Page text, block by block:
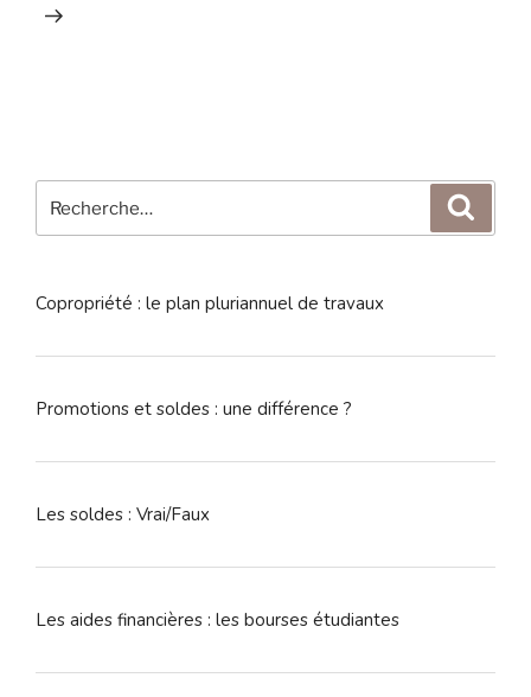
pour
Copropriété : le plan pluriannuel de travaux
Promotions et soldes : une différence ?
Les soldes : Vrai/Faux
Les aides financières : les bourses étudiantes